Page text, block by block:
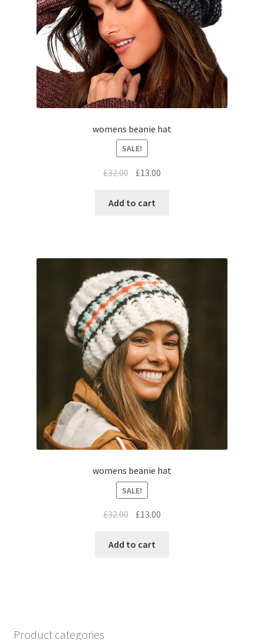
womens beanie hat
SALE!
£32.00 £13.00
Add to cart
womens beanie hat
SALE!
£32.00 £13.00
Add to cart
Product categories